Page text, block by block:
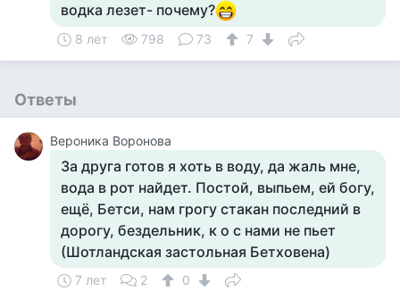
водка лезет- почему?
8 лет 798 73 7
Ответы
Вероника Воронова
За друга готов я хоть в воду, да жаль мне,
вода в рот найдет. Постой, выпьем, ей богу,
ещё, Бетси, нам грогу стакан последний в
дорогу, бездельник, к о с нами не пьет
(Шотландская застольная Бетховена)
7 лет 2 0